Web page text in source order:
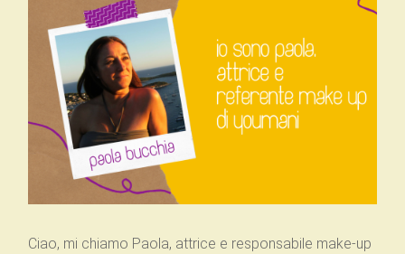
Ciao, mi chiamo Paola, attrice e responsabile make-up